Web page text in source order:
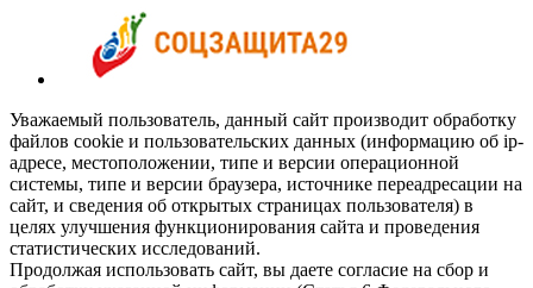
Уважаемый пользователь, данный сайт производит обработку
файлов cookie и пользовательских данных (информацию об ip-
адресе, местоположении, типе и версии операционной
системы, типе и версии браузера, источнике переадресации на
сайт, и сведения об открытых страницах пользователя) в
целях улучшения функционирования сайта и проведения
статистических исследований.
Продолжая использовать сайт, вы даете согласие на сбор и